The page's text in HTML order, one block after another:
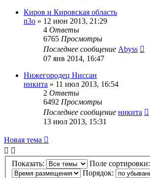
Киров и Кировская область
n3o » 12 июн 2013, 21:29
4 Ответы
6765 Просмотры
Последнее сообщение Abyss
07 янв 2014, 16:47
Нижегородец Ниссан
никита » 11 июл 2013, 16:54
2 Ответы
6492 Просмотры
Последнее сообщение никита
13 июл 2013, 15:31
Новая тема
Показать:
Поле сортировки:
Порядок: